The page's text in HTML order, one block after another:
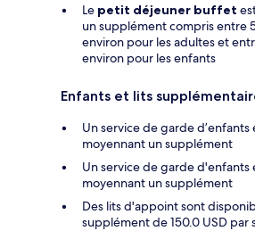
Le petit déjeuner buffet
un supplément compris entre
environ pour les adultes et
environ pour les enfants
Enfants et lits
Un service de garde
moyennant un supplément
Un service de garde d'enfants
moyennant un supplément
Des lits d'appoint sont
supplément de 150.0 USD par